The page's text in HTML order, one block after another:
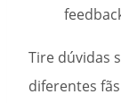
Tire dúvidas
diferentes